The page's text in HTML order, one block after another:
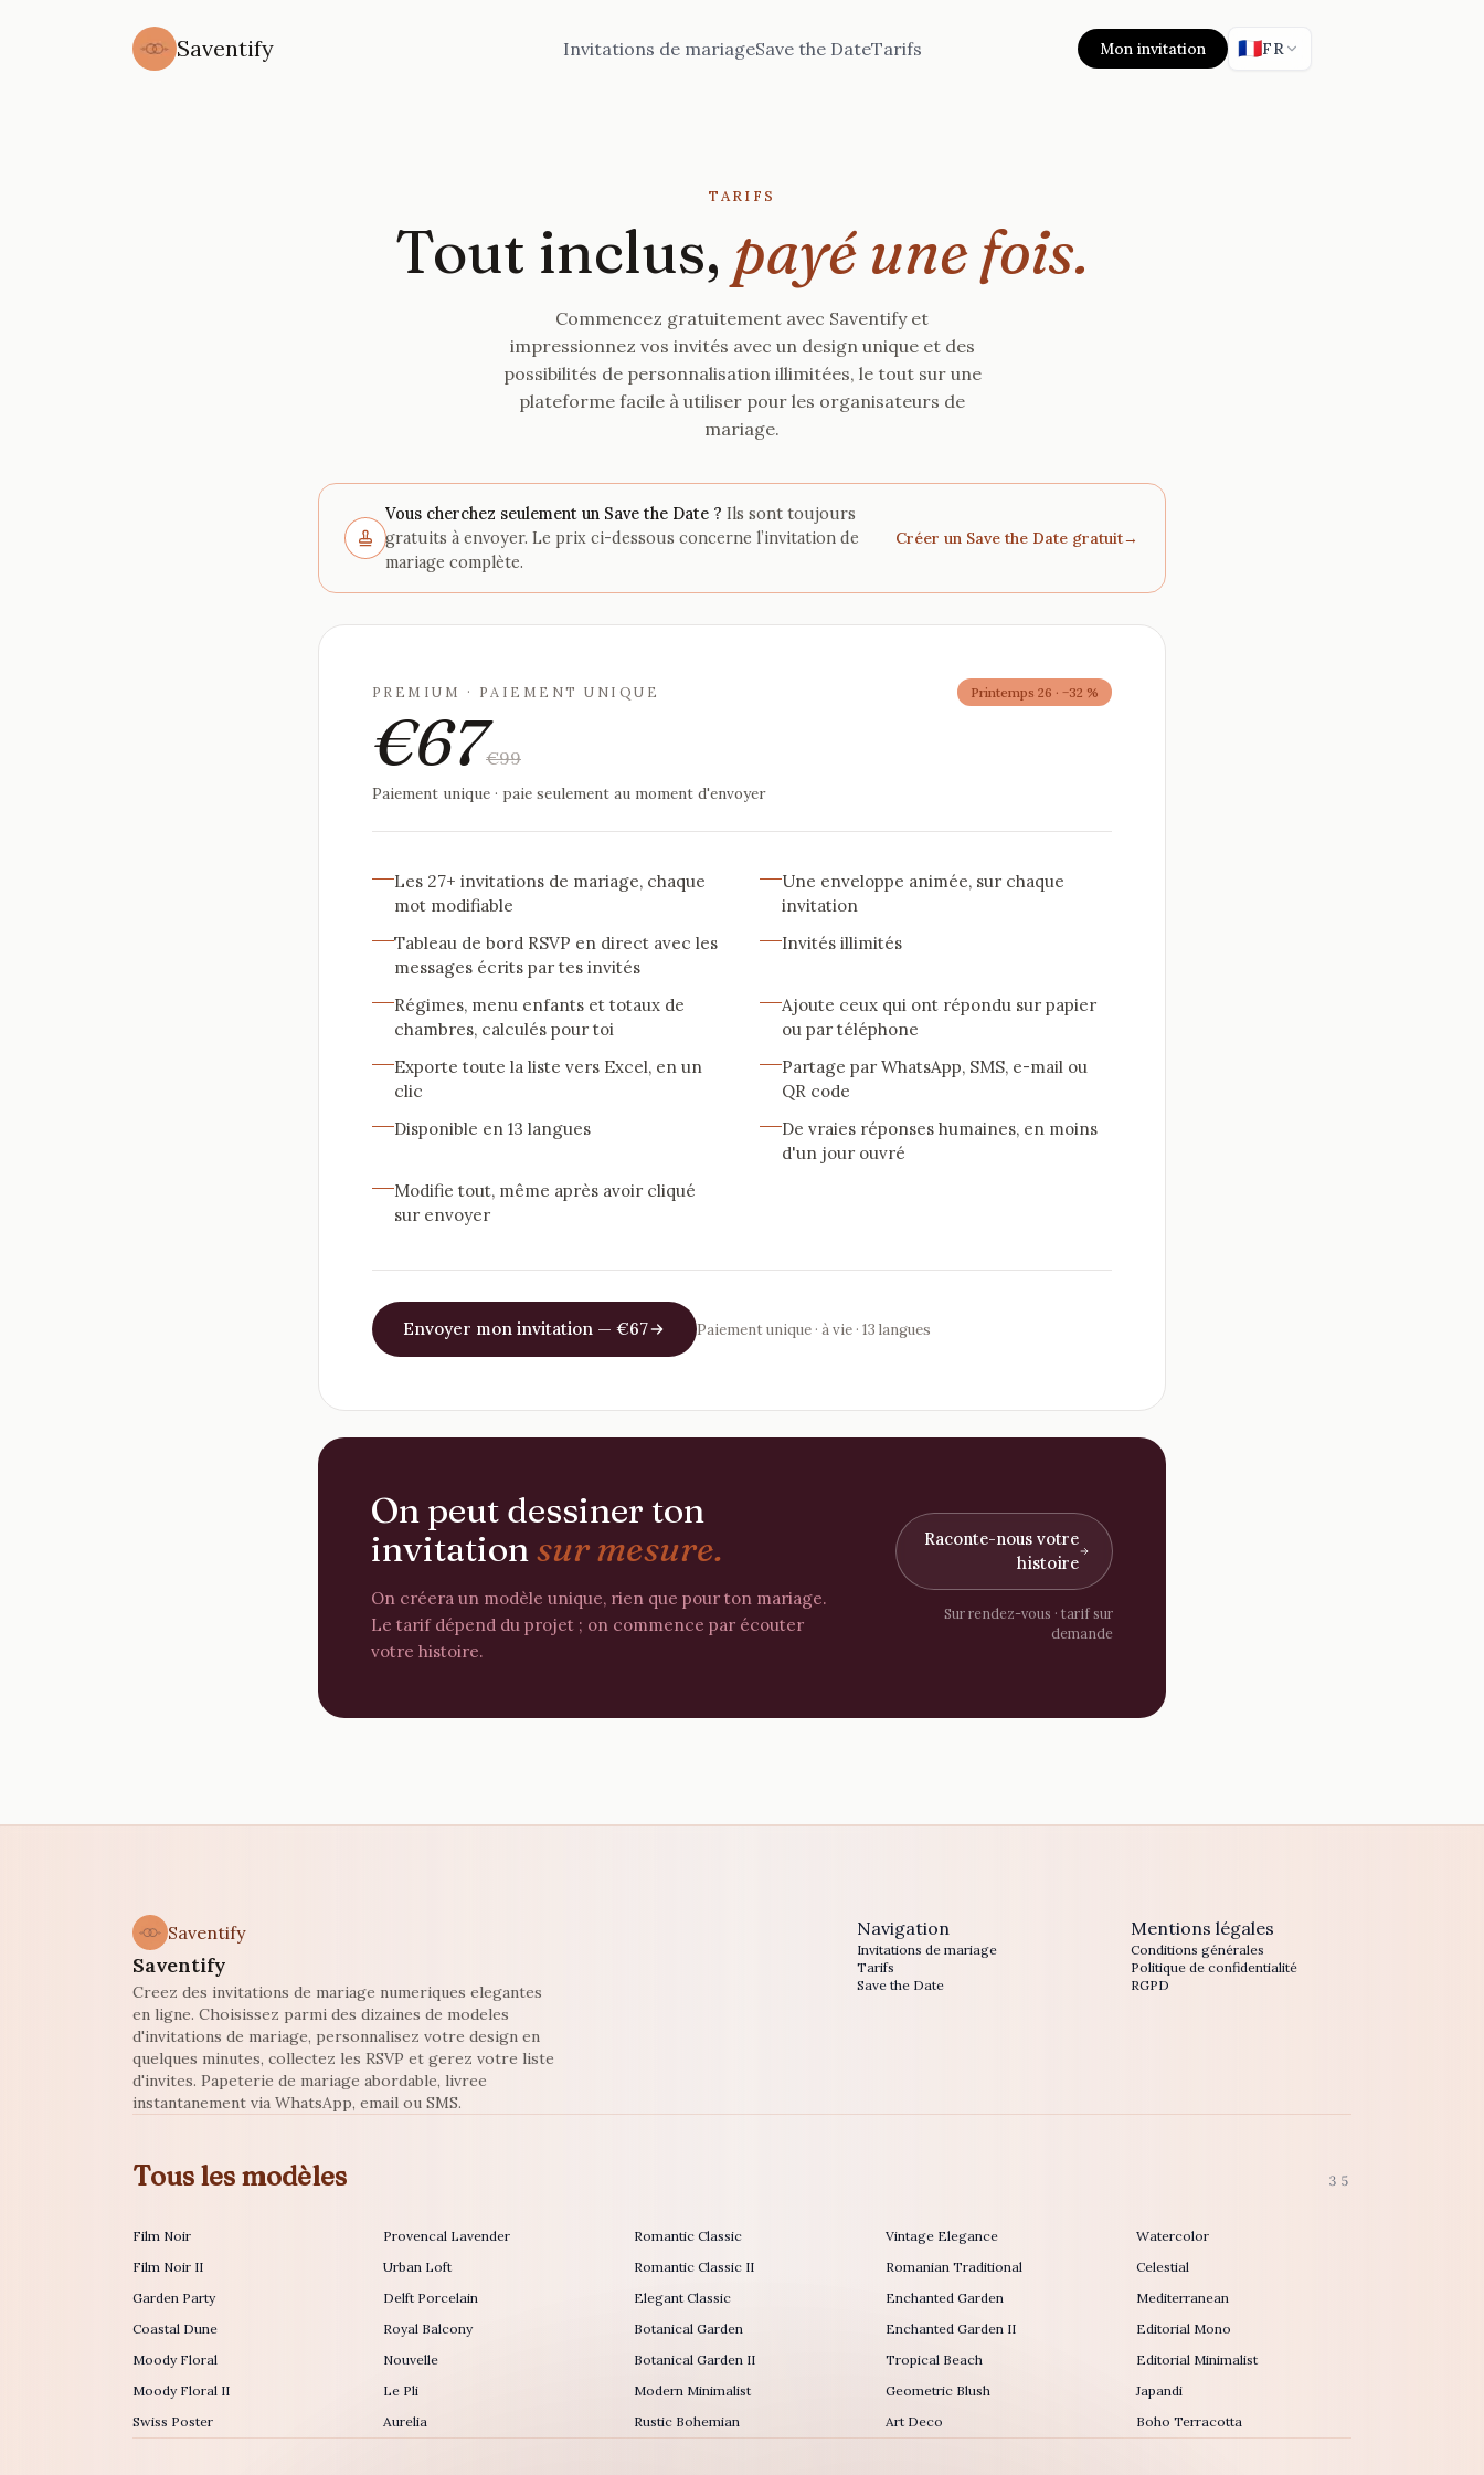
Saventify Invitations de mariageSave the DateTarifs Mon invitation 🇫🇷FR
TARIFS
Tout inclus, payé une fois.
Commencez gratuitement avec Saventify et
impressionnez vos invités avec un design unique et des
possibilités de personnalisation illimitées, le tout sur une
plateforme facile à utiliser pour les organisateurs de
mariage.
Vous cherchez seulement un Save the Date ? Ils sont toujours
gratuits à envoyer. Le prix ci-dessous concerne l’invitation de
mariage complète.
Créer un Save the Date gratuit→
PREMIUM · PAIEMENT UNIQUE
€67€99
Paiement unique · paie seulement au moment d'envoyer
Printemps 26 · −32 %
Les 27+ invitations de mariage, chaque
mot modifiable
Une enveloppe animée, sur chaque
invitation
Tableau de bord RSVP en direct avec les
messages écrits par tes invités
Invités illimités
Régimes, menu enfants et totaux de
chambres, calculés pour toi
Ajoute ceux qui ont répondu sur papier
ou par téléphone
Exporte toute la liste vers Excel, en un
clic
Partage par WhatsApp, SMS, e-mail ou
QR code
Disponible en 13 langues
De vraies réponses humaines, en moins
d'un jour ouvré
Modifie tout, même après avoir cliqué
sur envoyer
Envoyer mon invitation — €67 Paiement unique · à vie · 13 langues
On peut dessiner ton
invitationsur mesure.
On créera un modèle unique, rien que pour ton mariage.
Le tarif dépend du projet ; on commence par écouter
votre histoire.
Raconte-nous votre
histoire
Sur rendez-vous · tarif sur
demande
Saventify
Saventify
Creez des invitations de mariage numeriques elegantes
en ligne. Choisissez parmi des dizaines de modeles
d'invitations de mariage, personnalisez votre design en
quelques minutes, collectez les RSVP et gerez votre liste
d'invites. Papeterie de mariage abordable, livree
instantanement via WhatsApp, email ou SMS.
Navigation
Invitations de mariage
Tarifs
Save the Date
Mentions légales
Conditions générales
Politique de confidentialité
RGPD
Tous les modèles 35
Film Noir
Film Noir II
Garden Party
Coastal Dune
Moody Floral
Moody Floral II
Swiss Poster
Provencal Lavender
Urban Loft
Delft Porcelain
Royal Balcony
Nouvelle
Le Pli
Aurelia
Romantic Classic
Romantic Classic II
Elegant Classic
Botanical Garden
Botanical Garden II
Modern Minimalist
Rustic Bohemian
Vintage Elegance
Romanian Traditional
Enchanted Garden
Enchanted Garden II
Tropical Beach
Geometric Blush
Art Deco
Watercolor
Celestial
Mediterranean
Editorial Mono
Editorial Minimalist
Japandi
Boho Terracotta